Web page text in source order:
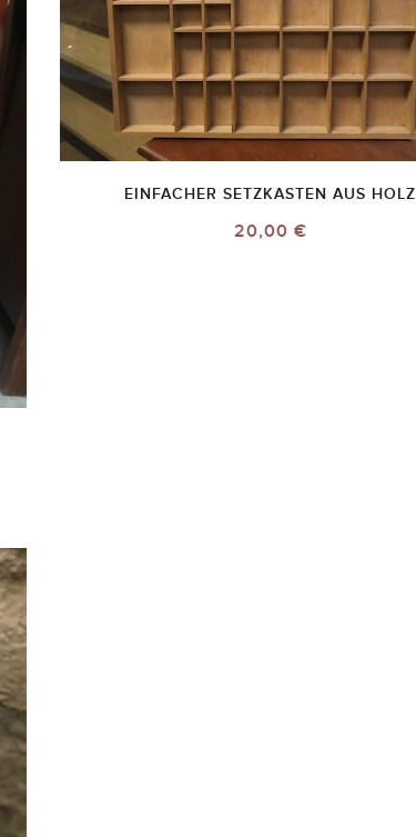
EINFACHER SETZKASTEN AUS HOLZ
20,00 €